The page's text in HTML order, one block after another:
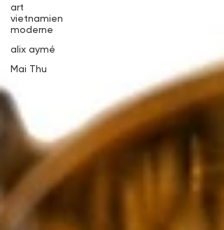
art
vietnamien
moderne
alix aymé
Mai Thu